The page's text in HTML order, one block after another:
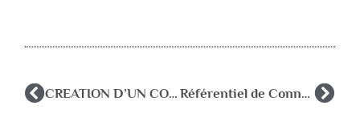
CREATION D’UN CORPS UNIQUE DE PSYCHOLOGUES DE L’EDUCATION NATIONALE Référentiel de Connaissances et de Compétences du PsyEN